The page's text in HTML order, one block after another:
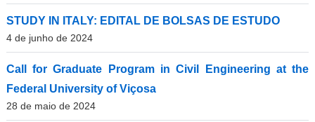
STUDY IN ITALY: EDITAL DE BOLSAS DE ESTUDO
4 de junho de 2024
Call for Graduate Program in Civil Engineering at the
Federal University of Viçosa
28 de maio de 2024